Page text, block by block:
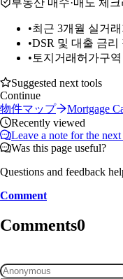
부동산 매수·매도 체
•최근 3개월 실거
•DSR 및 대출 금리
• 토지거래허가구
Suggested next tools
Continue
物件マップ
Mortgage
Recently viewed
Leave a note for the
Was this page useful?
Questions and feedback
Comment
Comments0